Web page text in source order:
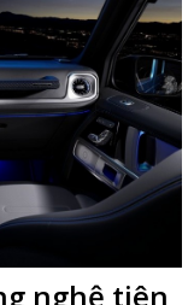
nghệ tiên